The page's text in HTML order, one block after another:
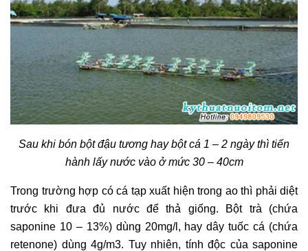
Sau khi bón bột đậu tương hay bột cá 1 – 2 ngày thì tiến
hành lấy nước vào ở mức 30 – 40cm
Trong trường hợp có cá tạp xuất hiện trong ao thì phải diệt
trước khi đưa đủ nước để thả giống. Bột trà (chứa
saponine 10 – 13%) dùng 20mg/l, hay dây tuốc cá (chứa
retenone) dùng 4g/m3. Tuy nhiên, tính độc của saponine